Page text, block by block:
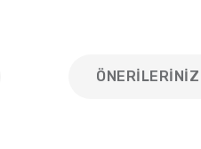
ÖNERILERINIZ